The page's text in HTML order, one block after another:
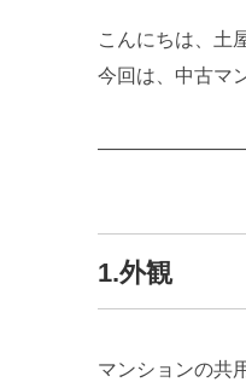
こんにちは、土
今回は、中古マ
1.外観
マンションの共